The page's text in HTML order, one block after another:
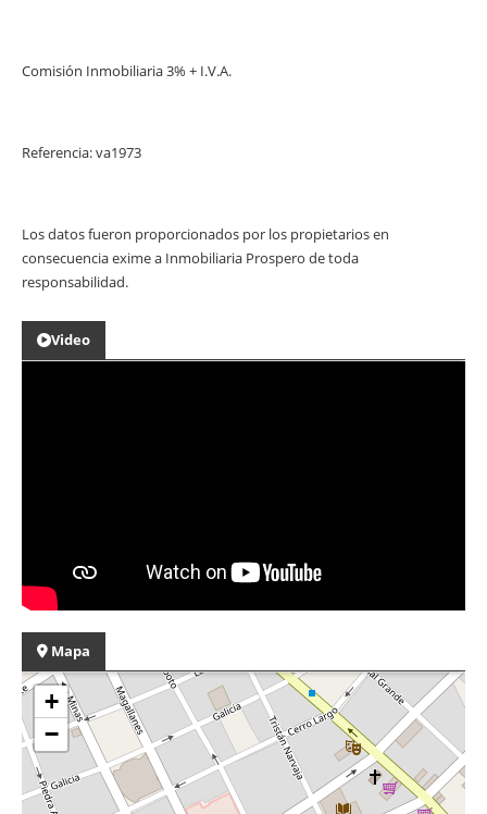
Comisión Inmobiliaria 3% + I.V.A.
Referencia: va1973
Los datos fueron proporcionados por los propietarios en
consecuencia exime a Inmobiliaria Prospero de toda
responsabilidad.
Video
Mapa
+
−